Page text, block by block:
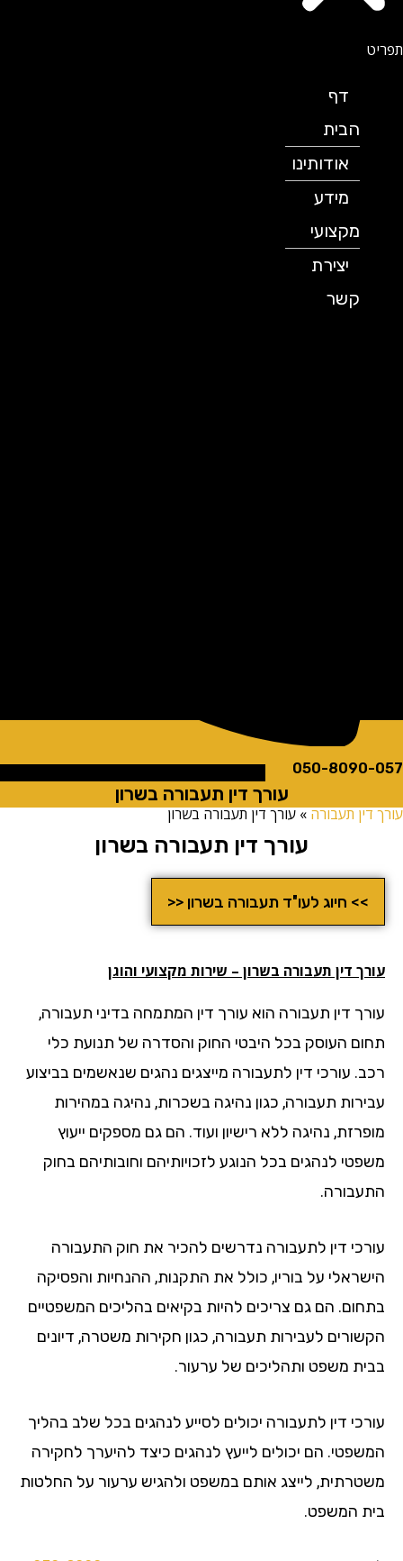
הבית
אודותינו
מידע
מקצועי
יצירת
קשר
050-
עורך דין תעבורה בשרון
תעבורה»עורך דין תעבורה בשרון
עורך דין תעבורה בשרון
>> חיוג לעו"ד תעבורה בשרון <<
דין תעבורה בשרון – שירות מקצועי והוגן
דין תעבורה הוא עורך דין המתמחה בדיני תעבורה,
העוסק בכל היבטי החוק והסדרה של תנועת כלי
עורכי דין לתעבורה מייצגים נהגים שנאשמים בביצוע
תעבורה, כגון נהיגה בשכרות, נהיגה במהירות
נהיגה ללא רישיון ועוד. הם גם מספקים ייעוץ
לנהגים בכל הנוגע לזכויותיהם וחובותיהם בחוק
דין לתעבורה נדרשים להכיר את חוק התעבורה
על בוריו, כולל את התקנות, ההנחיות והפסיקה
הם גם צריכים להיות בקיאים בהליכים המשפטיים
לעבירות תעבורה, כגון חקירות משטרה, דיונים
משפט ותהליכים של ערעור.
דין לתעבורה יכולים לסייע לנהגים בכל שלב בהליך
הם יכולים לייעץ לנהגים כיצד להיערך לחקירה
לייצג אותם במשפט ולהגיש ערעור על החלטות
המשפט.